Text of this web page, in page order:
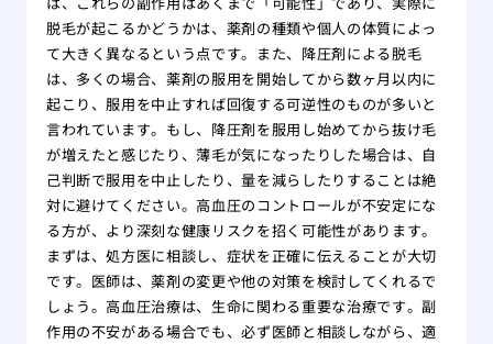
脱毛が起こるかどうかは、薬剤の種類や個人の体質によっ
て大きく異なるという点です。また、降圧剤による脱毛
は、多くの場合、薬剤の服用を開始してから数ヶ月以内に
起こり、服用を中止すれば回復する可逆性のものが多いと
言われています。もし、降圧剤を服用し始めてから抜け毛
が増えたと感じたり、薄毛が気になったりした場合は、自
己判断で服用を中止したり、量を減らしたりすることは絶
対に避けてください。高血圧のコントロールが不安定にな
る方が、より深刻な健康リスクを招く可能性があります。
まずは、処方医に相談し、症状を正確に伝えることが大切
です。医師は、薬剤の変更や他の対策を検討してくれるで
しょう。高血圧治療は、生命に関わる重要な治療です。副
作用の不安がある場合でも、必ず医師と相談しながら、適